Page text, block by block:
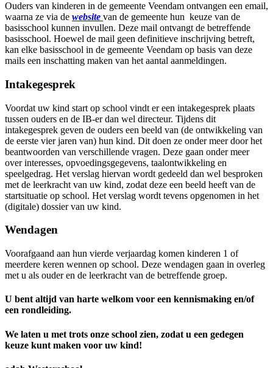
Ouders van kinderen in de gemeente Veendam ontvangen een email,
waarna ze via de website van de gemeente hun keuze van de
basisschool kunnen invullen. Deze mail ontvangt de betreffende
basisschool. Hoewel de mail geen definitieve inschrijving betreft,
kan elke basisschool in de gemeente Veendam op basis van deze
mails een inschatting maken van het aantal aanmeldingen.
Intakegesprek
Voordat uw kind start op school vindt er een intakegesprek plaats
tussen ouders en de IB-er dan wel directeur. Tijdens dit
intakegesprek geven de ouders een beeld van (de ontwikkeling van
de eerste vier jaren van) hun kind. Dit doen ze onder meer door het
beantwoorden van verschillende vragen. Deze gaan onder meer
over interesses, opvoedingsgegevens, taalontwikkeling en
speelgedrag. Het verslag hiervan wordt gedeeld dan wel besproken
met de leerkracht van uw kind, zodat deze een beeld heeft van de
startsituatie op school. Het verslag wordt tevens opgenomen in het
(digitale) dossier van uw kind.
Wendagen
Voorafgaand aan hun vierde verjaardag komen kinderen 1 of
meerdere keren wennen op school. Deze wendagen gaan in overleg
met u als ouder en de leerkracht van de betreffende groep.
U bent altijd van harte welkom voor een kennismaking en/of
een rondleiding.
We laten u met trots onze school zien, zodat u een gedegen
keuze kunt maken voor uw kind!